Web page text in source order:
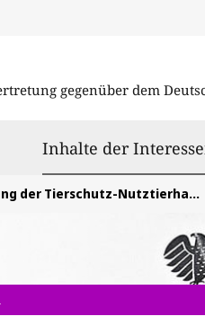
gegenüber dem
Inhalte der
Nutztierhaltungsverordnung, Novellierung des Tierschutzgesetzes